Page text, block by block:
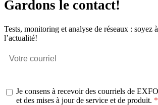
Gardons le contact!
Tests, monitoring et analyse de réseaux : soyez
l’actualité!
Je consens à recevoir des courriels de
et des mises à jour de service et de produit.